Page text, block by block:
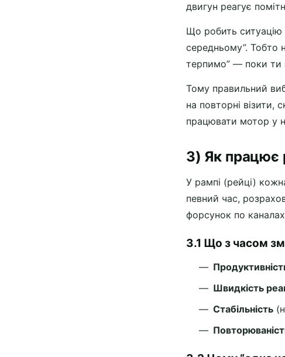
двигун реагує
Що робить ситуацію
середньому”. Тобто
терпимо” — поки ти
Тому правильний
на повторні візити,
працювати мотор у
3) Як працює
У рампі (рейці)
певний час,
форсунок по
3.1 Що з часом
Швидкість
Стабільність